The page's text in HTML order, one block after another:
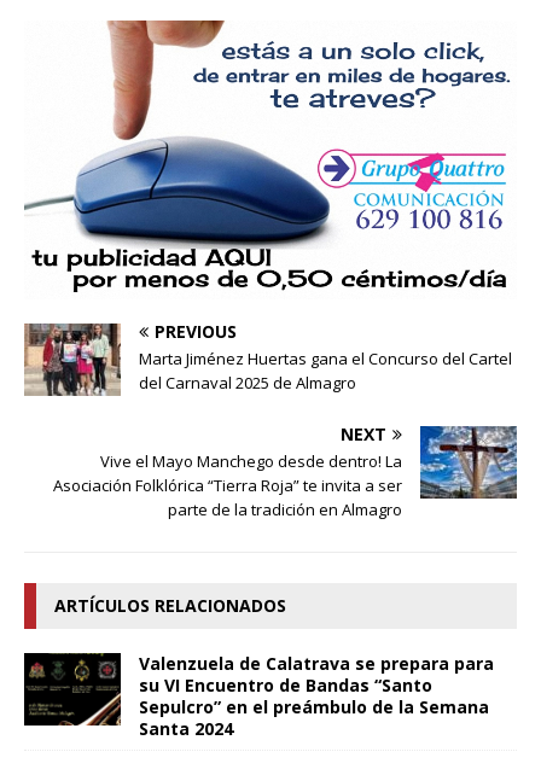
PREVIOUS
Marta Jiménez Huertas gana el Concurso del Cartel
del Carnaval 2025 de Almagro
NEXT
Vive el Mayo Manchego desde dentro! La
Asociación Folklórica “Tierra Roja” te invita a ser
parte de la tradición en Almagro
ARTÍCULOS RELACIONADOS
Valenzuela de Calatrava se prepara para
su VI Encuentro de Bandas “Santo
Sepulcro” en el preámbulo de la Semana
Santa 2024